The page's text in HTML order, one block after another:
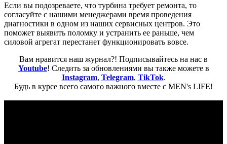
Если вы подозреваете, что турбина требует ремонта, то
согласуйте с нашими менеджерами время проведения
диагностики в одном из наших сервисных центров. Это
поможет выявить поломку и устранить ее раньше, чем
силовой агрегат перестанет функционировать вовсе.
Вам нравится наш журнал?! Подписывайтесь на нас в
Youtube! Следить за обновлениями вы также можете в
Instagram, Telegram, TikTok.
Будь в курсе всего самого важного вместе с MEN's LIFE!